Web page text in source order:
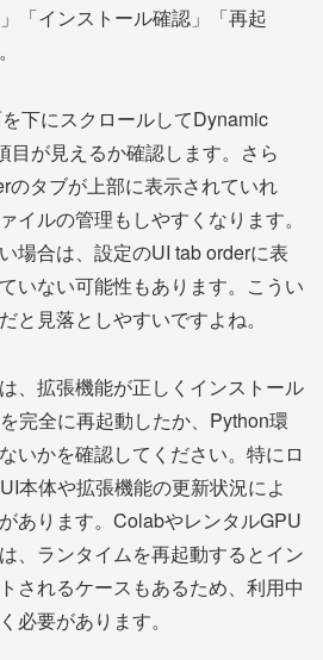
「インストール確認」「再起
下にスクロールしてDynamic
目が見えるか確認します。さら
のタブが上部に表示されていれ
イルの管理もしやすくなります。
場合は、設定のUI tab orderに表
いない可能性もあります。こうい
と見落としやすいですよね。
、拡張機能が正しくインストール
完全に再起動したか、Python環
いかを確認してください。特にロ
本体や拡張機能の更新状況によ
あります。ColabやレンタルGPU
、ランタイムを再起動するとイン
されるケースもあるため、利用中
必要があります。